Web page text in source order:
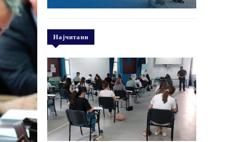
Најчитани